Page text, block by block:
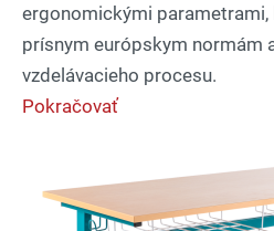
ergonomickými
prísnym európskym normám
vzdelávacieho procesu.
Pokračovať